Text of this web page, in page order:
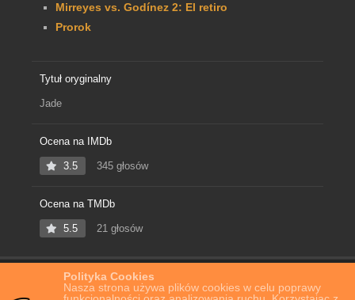
Polityka Cookies
Nasza strona używa plików cookies w celu poprawy
Mirreyes vs. Godínez 2: El retiro
Prorok
Tytuł oryginalny
Jade
Ocena na IMDb
3.5 345 głosów
Ocena na TMDb
5.5 21 głosów
Film Online Zabójcza Jade